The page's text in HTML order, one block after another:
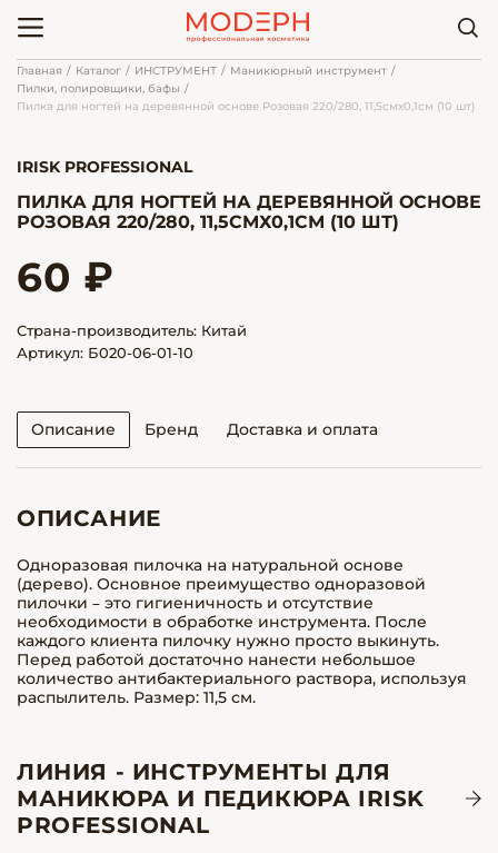
Главная Каталог ИНСТРУМЕНТ
Маникюрный инструмент
Пилки, полировщики, бафы
Пилка для ногтей на деревянной основе Розовая 220/280, 11,5смх0,1см (10 шт)
IRISK PROFESSIONAL
ПИЛКА ДЛЯ НОГТЕЙ НА ДЕРЕВЯННОЙ ОСНОВЕ
РОЗОВАЯ 220/280, 11,5СМХ0,1СМ (10 ШТ)
60 ₽
Страна-производитель: Китай
Артикул: Б020-06-01-10
Описание Бренд Доставка и оплата
ОПИСАНИЕ
Одноразовая пилочка на натуральной основе
(дерево). Основное преимущество одноразовой
пилочки – это гигиеничность и отсутствие
необходимости в обработке инструмента. После
каждого клиента пилочку нужно просто выкинуть.
Перед работой достаточно нанести небольшое
количество антибактериального раствора, используя
распылитель. Размер: 11,5 см.
ЛИНИЯ - ИНСТРУМЕНТЫ ДЛЯ
МАНИКЮРА И ПЕДИКЮРА IRISK
PROFESSIONAL